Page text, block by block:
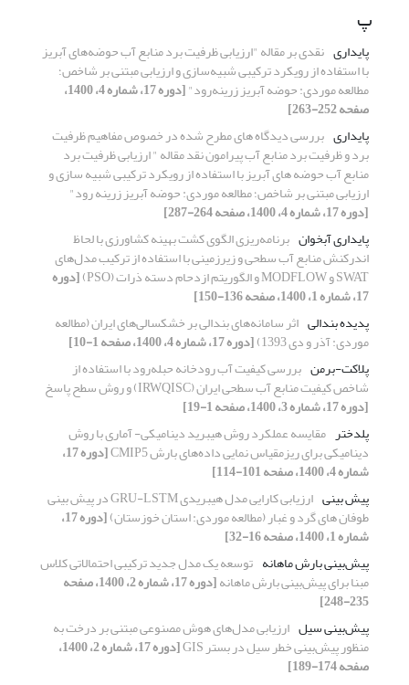
پ
پایداری نقدی بر مقاله "ارزیابی ظرفیت برد منابع آب حوضه‌های آبریز
با استفاده از رویکرد ترکیبی شبیه‌سازی و ارزیابی مبتنی بر شاخص؛
مطالعه موردی: حوضه آبریز زرینه‌رود" [دوره 17، شماره 4، 1400،
صفحه 252-263]
پایداری بررسی دیدگاه های مطرح شده در خصوص مفاهیم ظرفیت
برد و ظرفیت برد منابع آب پیرامون نقد مقاله " ارزیابی ظرفیت برد
منابع آب حوضه های آبریز با استفاده از رویکرد ترکیبی شبیه سازی و
ارزیابی مبتنی بر شاخص؛ مطالعه موردی: حوضه آبریز زرینه رود"
[دوره 17، شماره 4، 1400، صفحه 264-287]
پایداری آبخوان برنامه‌ریزی الگوی کشت بهینه کشاورزی با لحاظ
اندرکنش منابع آب سطحی و زیرزمینی با استفاده از ترکیب مدل‌های
SWAT و MODFLOW و الگوریتم ازدحام دسته ذرات (PSO) [دوره
17، شماره 1، 1400، صفحه 136-150]
پدیده بندالی اثر سامانه‌های بندالی بر خشکسالی‌های ایران (مطالعه
موردی: آذر و دی 1393)
[دوره 17، شماره 4، 1400، صفحه 1-10]
پلاکت-برمن بررسی کیفیت آب رودخانه حبله‌رود با استفاده از
شاخص کیفیت منابع آب سطحی ایران (IRWQISC) و روش سطح پاسخ
[دوره 17، شماره 3، 1400، صفحه 1-19]
پلدختر مقایسه عملکرد روش هیبرید دینامیکی- آماری با روش
دینامیکی برای ریزمقیاس نمایی داده‌های بارش CMIP5 [دوره 17،
شماره 4، 1400، صفحه 101-114]
پیش بینی
ارزیابی کارایی مدل هیبریدی GRU-LSTM در پیش بینی
طوفان های گرد و غبار (مطالعه موردی: استان خوزستان) [دوره 17،
شماره 1، 1400، صفحه 16-32]
پیش‌بینی بارش ماهانه توسعه یک مدل جدید ترکیبی احتمالاتی کلاس
مبنا برای پیش‌بینی بارش ماهانه [دوره 17، شماره 2، 1400، صفحه
235-248]
پیش‌بینی سیل ارزیابی مدل‌های هوش مصنوعی مبتنی بر درخت به
منظور پیش‌بینی خطر سیل در بستر GIS [دوره 17، شماره 2، 1400،
صفحه 174-189]